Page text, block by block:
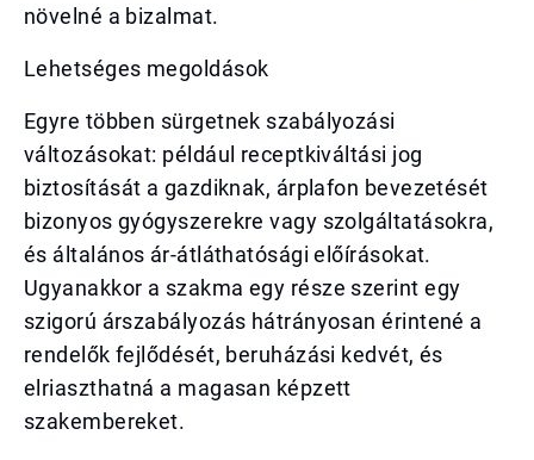
növelné a bizalmat.
Lehetséges megoldások
Egyre többen sürgetnek szabályozási
változásokat: például receptkiváltási jog
biztosítását a gazdiknak, árplafon bevezetését
bizonyos gyógyszerekre vagy szolgáltatásokra,
és általános ár-átláthatósági előírásokat.
Ugyanakkor a szakma egy része szerint egy
szigorú árszabályozás hátrányosan érintené a
rendelők fejlődését, beruházási kedvét, és
elriaszthatná a magasan képzett
szakembereket.